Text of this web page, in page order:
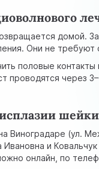
домой.
Они не
половые
проводятся через
Виноградаре (ул.
и
онлайн, по